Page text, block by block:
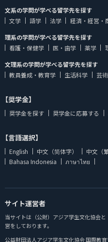
文系の学問が学べる留学先を探す
文学
語学 法学 経済・経営・
理系の学問が学べる留学先を探す
看護・保健学
医・歯学 薬学
文理系の学問が学べる留学先を探す
教員養成・教育学
生活科学 芸
【奨学金】
奨学金を探す 奨学金に応募する
【言語選択】
English 中文（简体字） 中文（
Bahasa Indonesia
ภาษาไทย
サイト運営者
当サイトは（公財）アジア学生文化協会
営をしております。
公益財団法人アジア学生文化協会 国際教